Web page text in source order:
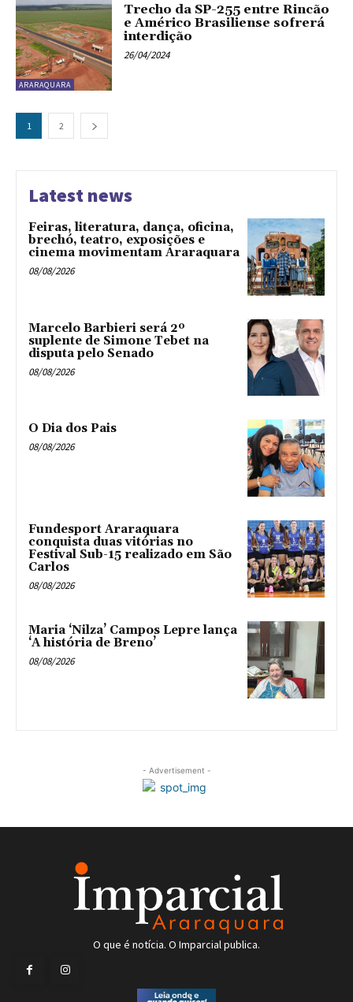
ARARAQUARA
Trecho da SP-255 entre Rincão
e Américo Brasiliense sofrerá
interdição
26/04/2024
1 2
Latest news
Feiras, literatura, dança, oficina,
brechó, teatro, exposições e
cinema movimentam Araraquara
08/08/2026
Marcelo Barbieri será 2º
suplente de Simone Tebet na
disputa pelo Senado
08/08/2026
O Dia dos Pais
08/08/2026
Fundesport Araraquara
conquista duas vitórias no
Festival Sub-15 realizado em São
Carlos
08/08/2026
Maria ‘Nilza’ Campos Lepre lança
‘A história de Breno’
08/08/2026
- Advertisement -
O que é notícia. O Imparcial publica.